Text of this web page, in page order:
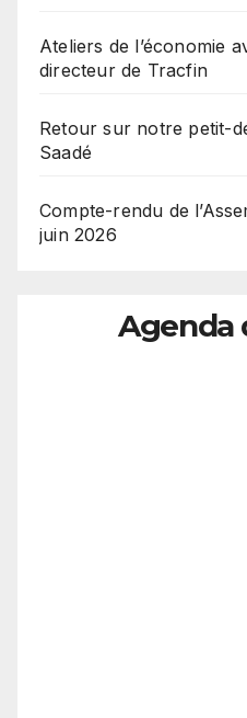
Ateliers de l’économie
directeur de Tracfin
Retour sur notre petit-
Saadé
Compte-rendu de
juin 2026
Agenda